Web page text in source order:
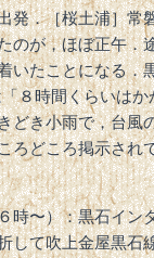
発．［桜土浦］
のが，ほぼ正午．
いたことになる．
８時間くらいは
どき小雨で，台風
ろどころ掲示され
時〜）：黒石イン
して吹上金屋黒石